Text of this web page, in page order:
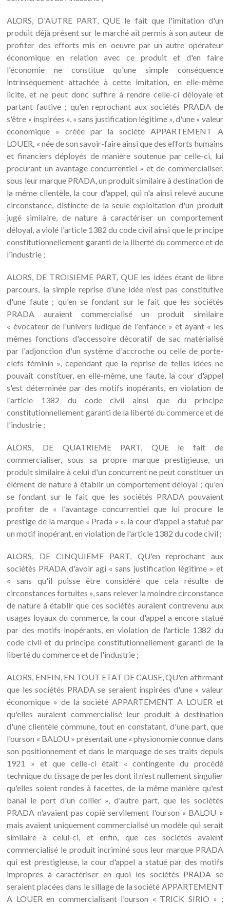
ALORS, D'AUTRE PART, QUE le fait que l'imitation d'un
produit déjà présent sur le marché ait permis à son auteur de
profiter des efforts mis en oeuvre par un autre opérateur
économique en relation avec ce produit et d'en faire
l'économie ne constitue qu'une simple conséquence
intrinsèquement attachée à cette imitation, en elle-même
licite, et ne peut donc suffire à rendre celle-ci déloyale et
partant fautive ; qu'en reprochant aux sociétés PRADA de
s'être « inspirées », « sans justification légitime », d'une « valeur
économique » créée par la société APPARTEMENT A
LOUER, « née de son savoir-faire ainsi que des efforts humains
et financiers déployés de manière soutenue par celle-ci, lui
procurant un avantage concurrentiel » et de commercialiser,
sous leur marque PRADA, un produit similaire à destination de
la même clientèle, la cour d'appel, qui n'a ainsi relevé aucune
circonstance, distincte de la seule exploitation d'un produit
jugé similaire, de nature à caractériser un comportement
déloyal, a violé l'article 1382 du code civil ainsi que le principe
constitutionnellement garanti de la liberté du commerce et de
l'industrie ;
ALORS, DE TROISIEME PART, QUE les idées étant de libre
parcours, la simple reprise d'une idée n'est pas constitutive
d'une faute ; qu'en se fondant sur le fait que les sociétés
PRADA auraient commercialisé un produit similaire
« évocateur de l'univers ludique de l'enfance » et ayant « les
mêmes fonctions d'accessoire décoratif de sac matérialisé
par l'adjonction d'un système d'accroche ou celle de porte-
clefs féminin », cependant que la reprise de telles idées ne
pouvait constituer, en elle-même, une faute, la cour d'appel
s'est déterminée par des motifs inopérants, en violation de
l'article 1382 du code civil ainsi que du principe
constitutionnellement garanti de la liberté du commerce et de
l'industrie ;
ALORS, DE QUATRIEME PART, QUE le fait de
commercialiser, sous sa propre marque prestigieuse, un
produit similaire à celui d'un concurrent ne peut constituer un
élément de nature à établir un comportement déloyal ; qu'en
se fondant sur le fait que les sociétés PRADA pouvaient
profiter de « l'avantage concurrentiel que lui procure le
prestige de la marque « Prada » », la cour d'appel a statué par
un motif inopérant, en violation de l'article 1382 du code civil ;
ALORS, DE CINQUIEME PART, QU'en reprochant aux
sociétés PRADA d'avoir agi « sans justification légitime » et
« sans qu'il puisse être considéré que cela résulte de
circonstances fortuites », sans relever la moindre circonstance
de nature à établir que ces sociétés auraient contrevenu aux
usages loyaux du commerce, la cour d'appel a encore statué
par des motifs inopérants, en violation de l'article 1382 du
code civil et du principe constitutionnellement garanti de la
liberté du commerce et de l'industrie ;
ALORS, ENFIN, EN TOUT ETAT DE CAUSE, QU'en affirmant
que les sociétés PRADA se seraient inspirées d'une « valeur
économique » de la société APPARTEMENT A LOUER et
qu'elles auraient commercialisé leur produit à destination
d'une clientèle commune, tout en constatant, d'une part, que
l'ourson « BALOU » présentait une « physionomie connue dans
son positionnement et dans le marquage de ses traits depuis
1921 » et que celle-ci était « contingente du procédé
technique du tissage de perles dont il n'est nullement singulier
qu'elles soient rondes à facettes, de la même manière qu'est
banal le port d'un collier », d'autre part, que les sociétés
PRADA n'avaient pas copié servilement l'ourson « BALOU »
mais avaient uniquement commercialisé un modèle qui serait
similaire à celui-ci, et enfin, que ces sociétés avaient
commercialisé le produit incriminé sous leur marque PRADA
qui est prestigieuse, la cour d'appel a statué par des motifs
impropres à caractériser en quoi les sociétés PRADA se
seraient placées dans le sillage de la société APPARTEMENT
A LOUER en commercialisant l'ourson « TRICK SIRIO » ;